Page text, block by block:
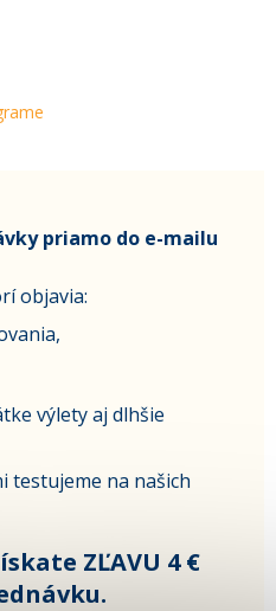
priamo do e-mailu
objavia:
výlety aj dlhšie
testujeme na našich
ZĽAVU 4 €